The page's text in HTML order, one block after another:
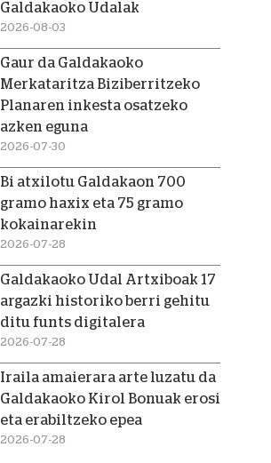
Galdakaoko Udalak
2026-08-03
Gaur da Galdakaoko
Merkataritza Biziberritzeko
Planaren inkesta osatzeko
azken eguna
2026-07-30
Bi atxilotu Galdakaon 700
gramo haxix eta 75 gramo
kokainarekin
2026-07-28
Galdakaoko Udal Artxiboak 17
argazki historiko berri gehitu
ditu funts digitalera
2026-07-28
Iraila amaierara arte luzatu da
Galdakaoko Kirol Bonuak erosi
eta erabiltzeko epea
2026-07-28